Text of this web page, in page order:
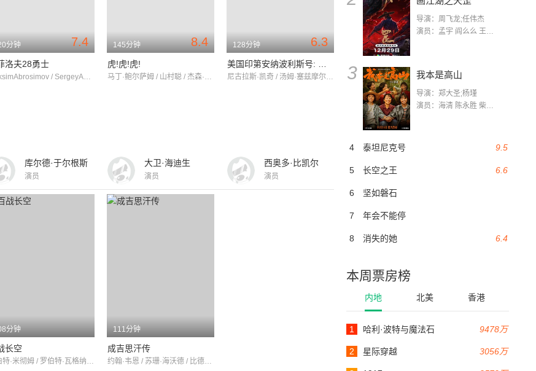
导演：周飞龙;任伟杰
演员：孟宇 阎么么 王凯 郭政建 阎萌萌 杨默 高枫 齐斯伽 刘芊含 马程
3 我本是高山
导演：郑大圣;杨瑾
演员：海清 陈永胜 柴烨 王玥婷 万国鹏 美朵达瓦 赵瑞婷 罗解艳 郭莉娜 潘家艳
9.5
4 泰坦尼克号
6.6
5 长空之王
6 坚如磐石
7 年会不能停
6.4
8 消失的她
本周票房榜
内地 北美 香港
9478万
1 哈利·波特与魔法石
3056万
2 星际穿越
7.4
分钟
洛夫28勇士
MaksimAbrosimov / SergeyAgafonov / MaksimBelborodov
8.4
145分钟
虎!虎!虎!
马丁·鲍尔萨姆 / 山村聪 / 杰森·罗巴兹
6.3
128分钟
尼古拉斯·凯奇 / 汤姆·塞兹摩尔 / 托马斯·简
库尔德·于尔根斯
演员
大卫·海迪生
演员
西奥多·比凯尔
演员
分钟
长空
罗伯特·米彻姆 / 罗伯特·瓦格纳 / 理查德·伊甘
111分钟
成吉思汗传
约翰·韦恩 / 苏珊·海沃德 / 比德洛·阿门德里兹